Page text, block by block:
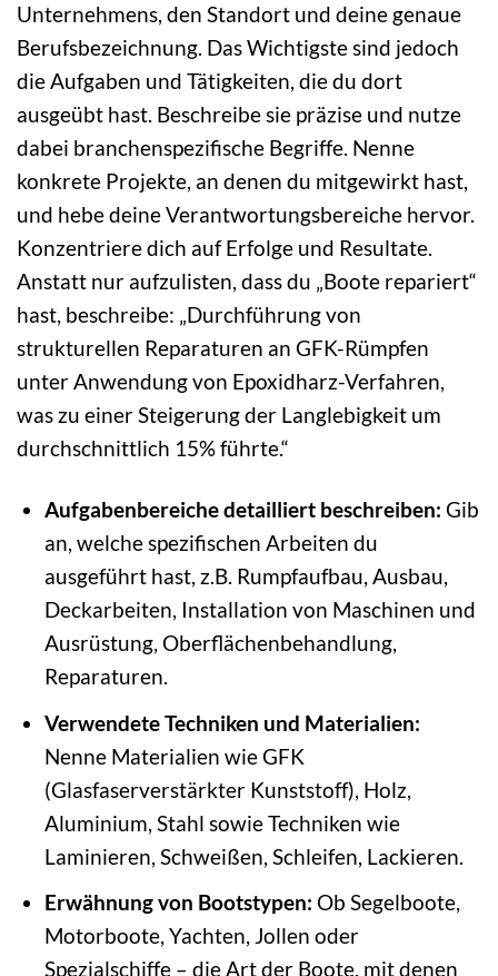
Unternehmens, den Standort und deine genaue
Berufsbezeichnung. Das Wichtigste sind jedoch
die Aufgaben und Tätigkeiten, die du dort
ausgeübt hast. Beschreibe sie präzise und nutze
dabei branchenspezifische Begriffe. Nenne
konkrete Projekte, an denen du mitgewirkt hast,
und hebe deine Verantwortungsbereiche hervor.
Konzentriere dich auf Erfolge und Resultate.
Anstatt nur aufzulisten, dass du „Boote repariert“
hast, beschreibe: „Durchführung von
strukturellen Reparaturen an GFK-Rümpfen
unter Anwendung von Epoxidharz-Verfahren,
was zu einer Steigerung der Langlebigkeit um
durchschnittlich 15% führte.“
Aufgabenbereiche detailliert beschreiben: Gib
an, welche spezifischen Arbeiten du
ausgeführt hast, z.B. Rumpfaufbau, Ausbau,
Deckarbeiten, Installation von Maschinen und
Ausrüstung, Oberflächenbehandlung,
Reparaturen.
Verwendete Techniken und Materialien:
Nenne Materialien wie GFK
(Glasfaserverstärkter Kunststoff), Holz,
Aluminium, Stahl sowie Techniken wie
Laminieren, Schweißen, Schleifen, Lackieren.
Erwähnung von Bootstypen: Ob Segelboote,
Motorboote, Yachten, Jollen oder
Spezialschiffe – die Art der Boote, mit denen